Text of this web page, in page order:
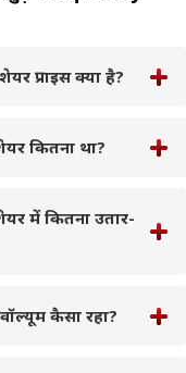
प्राइस क्या है?
कितना था?
में कितना उतार-
वॉल्यूम कैसा रहा?